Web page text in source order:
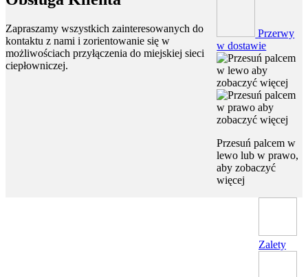
Zapraszamy wszystkich zainteresowanych do
kontaktu z nami i zorientowanie się w
możliwościach przyłączenia do miejskiej sieci
ciepłowniczej.
Przerwy
w dostawie
Przesuń palcem w
lewo lub w prawo,
aby zobaczyć
więcej
Zalety